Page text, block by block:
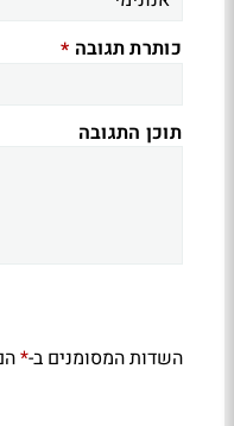
כותרת תגובה *
תוכן התגובה
השדות המסומנים ב-*